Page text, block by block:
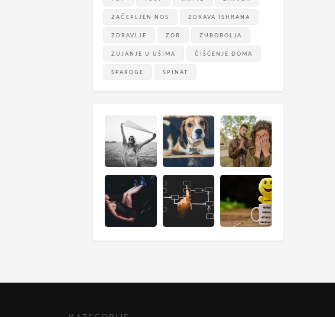
ZAČEPLJEN NOS ZDRAVA ISHRANA
ZDRAVLJE ZOB ZUBOBOLJA
ZUJANJE U UŠIMA ČIŠĆENJE DOMA
ŠPAROGE ŠPINAT